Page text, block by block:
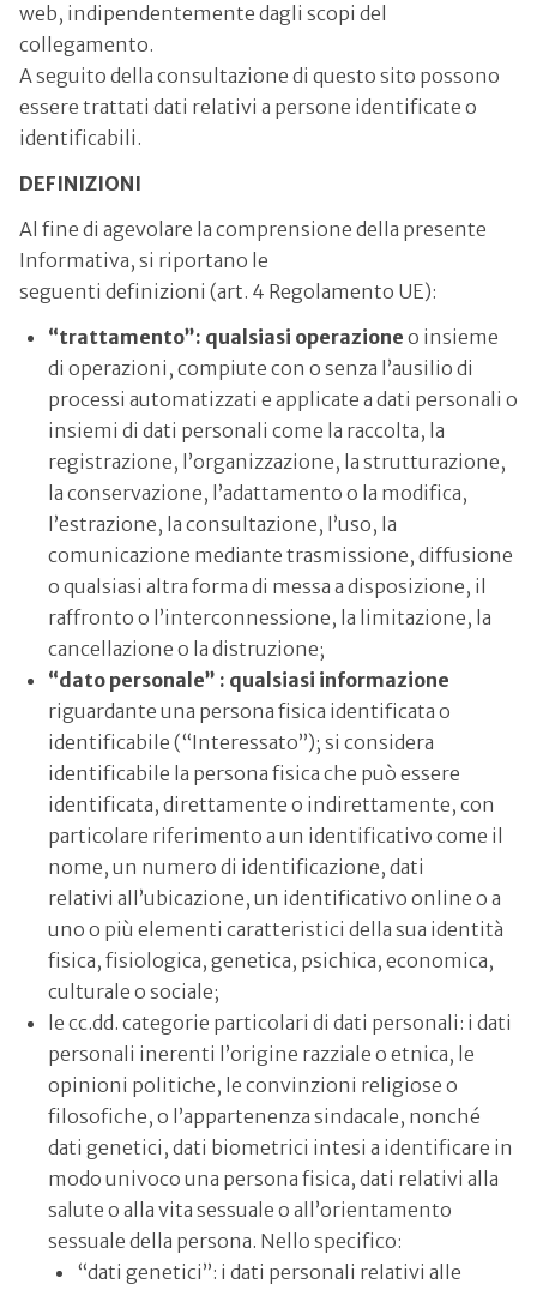
web, indipendentemente dagli scopi del
collegamento.
A seguito della consultazione di questo sito possono
essere trattati dati relativi a persone identificate o
identificabili.
DEFINIZIONI
Al fine di agevolare la comprensione della presente
Informativa, si riportano le
seguenti definizioni (art. 4 Regolamento UE):
“trattamento”: qualsiasi operazione o insieme
di operazioni, compiute con o senza l’ausilio di
processi automatizzati e applicate a dati personali o
insiemi di dati personali come la raccolta, la
registrazione, l’organizzazione, la strutturazione,
la conservazione, l’adattamento o la modifica,
l’estrazione, la consultazione, l’uso, la
comunicazione mediante trasmissione, diffusione
o qualsiasi altra forma di messa a disposizione, il
raffronto o l’interconnessione, la limitazione, la
cancellazione o la distruzione;
“dato personale” : qualsiasi informazione
riguardante una persona fisica identificata o
identificabile (“Interessato”); si considera
identificabile la persona fisica che può essere
identificata, direttamente o indirettamente, con
particolare riferimento a un identificativo come il
nome, un numero di identificazione, dati
relativi all’ubicazione, un identificativo online o a
uno o più elementi caratteristici della sua identità
fisica, fisiologica, genetica, psichica, economica,
culturale o sociale;
le cc.dd. categorie particolari di dati personali: i dati
personali inerenti l’origine razziale o etnica, le
opinioni politiche, le convinzioni religiose o
filosofiche, o l’appartenenza sindacale, nonché
dati genetici, dati biometrici intesi a identificare in
modo univoco una persona fisica, dati relativi alla
salute o alla vita sessuale o all’orientamento
sessuale della persona. Nello specifico:
“dati genetici”: i dati personali relativi alle